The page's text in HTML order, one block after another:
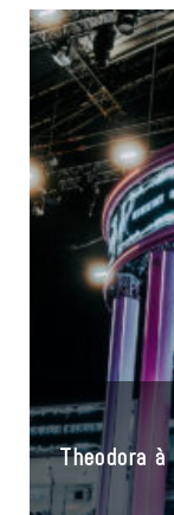
Theodora